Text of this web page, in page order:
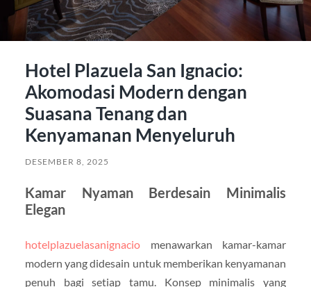
Hotel Plazuela San Ignacio:
Akomodasi Modern dengan
Suasana Tenang dan
Kenyamanan Menyeluruh
DESEMBER 8, 2025
Kamar Nyaman Berdesain Minimalis
Elegan
hotelplazuelasanignaciomenawarkan kamar-kamar
modern yang didesain untuk memberikan kenyamanan
penuh bagi setiap tamu. Konsep minimalis yang